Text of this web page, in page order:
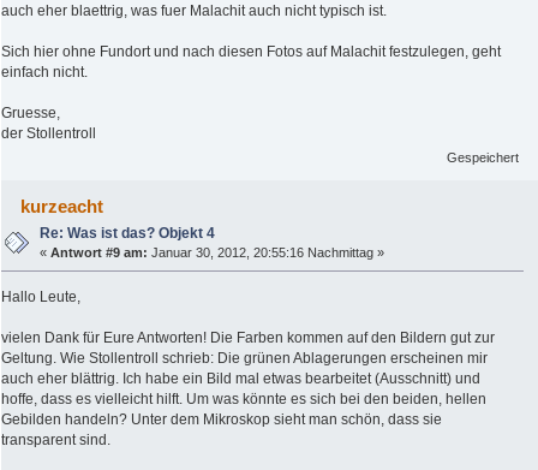
auch eher blaettrig, was fuer Malachit auch nicht typisch ist.
Sich hier ohne Fundort und nach diesen Fotos auf Malachit festzulegen, geht
einfach nicht.
Gruesse,
der Stollentroll
Gespeichert
kurzeacht
Re: Was ist das? Objekt 4
«Antwort #9 am: Januar 30, 2012, 20:55:16 Nachmittag »
Hallo Leute,
vielen Dank für Eure Antworten! Die Farben kommen auf den Bildern gut zur
Geltung. Wie Stollentroll schrieb: Die grünen Ablagerungen erscheinen mir
auch eher blättrig. Ich habe ein Bild mal etwas bearbeitet (Ausschnitt) und
hoffe, dass es vielleicht hilft. Um was könnte es sich bei den beiden, hellen
Gebilden handeln? Unter dem Mikroskop sieht man schön, dass sie
transparent sind.